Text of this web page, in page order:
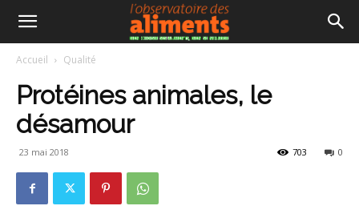
Accueil Qualité
Protéines animales, le
désamour
23 mai 2018 0
703